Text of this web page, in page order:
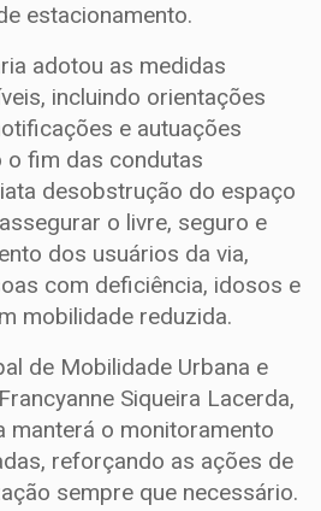
estacionamento.
adotou as medidas
incluindo orientações
e autuações
o fim das condutas
desobstrução do espaço
o livre, seguro e
dos usuários da via,
com deficiência, idosos e
mobilidade reduzida.
de Mobilidade Urbana e
Siqueira Lacerda,
manterá o monitoramento
reforçando as ações de
sempre que necessário.